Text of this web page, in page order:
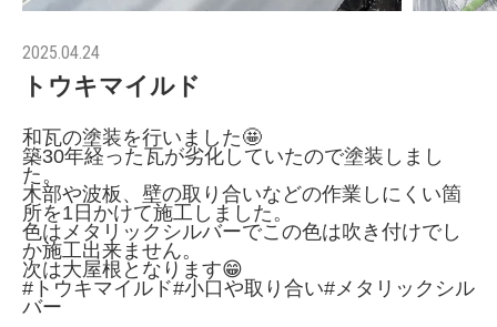
2025.04.24
トウキマイルド
和瓦の塗装を行いました🤩
築30年経った瓦が劣化していたので塗装しまし
た。
木部や波板、壁の取り合いなどの作業しにくい箇
所を1日かけて施工しました。
色はメタリックシルバーでこの色は吹き付けでし
か施工出来ません。
次は大屋根となります😁
#トウキマイルド#小口や取り合い#メタリックシル
バー